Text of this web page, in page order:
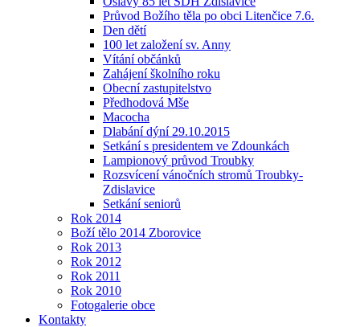
Průvod Božího těla po obci Litenčice 7.6.
Den dětí
100 let založení sv. Anny
Vítání občánků
Zahájení školního roku
Obecní zastupitelstvo
Předhodová Mše
Macocha
Dlabání dýní 29.10.2015
Setkání s presidentem ve Zdounkách
Lampionový průvod Troubky
Rozsvícení vánočních stromů Troubky-
Zdislavice
Setkání seniorů
Rok 2014
Boží tělo 2014 Zborovice
Rok 2013
Rok 2012
Rok 2011
Rok 2010
Fotogalerie obce
Kontakty